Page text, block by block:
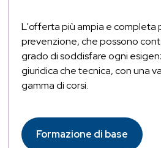
L'offerta più ampia e completa
prevenzione, che possono
grado di soddisfare ogni
giuridica che tecnica, con una
gamma di corsi.
Formazione di base